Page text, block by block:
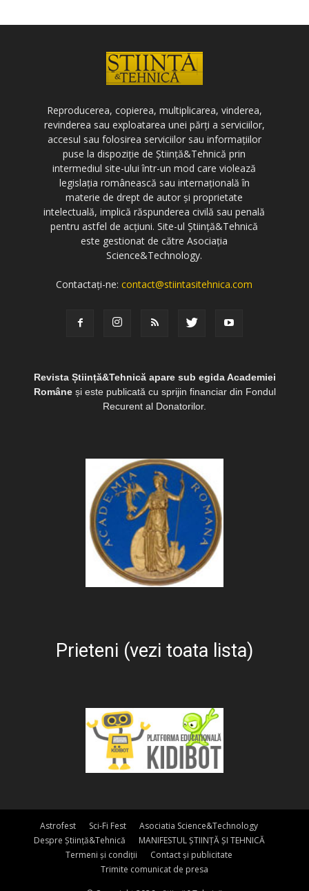
Reproducerea, copierea, multiplicarea, vinderea,
revinderea sau exploatarea unei părți a serviciilor,
accesul sau folosirea serviciilor sau informațiilor
puse la dispoziție de Știință&Tehnică prin
intermediul site-ului într-un mod care violează
legislația românească sau internațională în
materie de drept de autor și proprietate
intelectuală, implică răspunderea civilă sau penală
pentru astfel de acțiuni. Site-ul Știință&Tehnică
este gestionat de către Asociația
Science&Technology.
Contactați-ne:contact@stiintasitehnica.com
Revista Știință&Tehnică apare sub egida Academiei
Româneși este publicată cu sprijin financiar din Fondul
Recurent al Donatorilor.
Prieteni (vezi toata lista)
Astrofest Sci-Fi Fest
Asociatia Science&Technology
Despre Știință&Tehnică
MANIFESTUL ȘTIINȚĂ ȘI TEHNICĂ
Termeni și condiții
Contact și publicitate
Trimite comunicat de presa